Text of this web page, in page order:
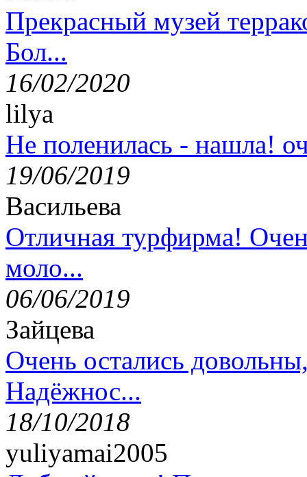
Прекрасный музей
Бол...
16/02/2020
lilya
Не поленилась - нашла!
19/06/2019
Васильева
Отличная турфирма!
моло...
06/06/2019
Зайцева
Очень остались
Надёжнос...
18/10/2018
yuliyamai2005